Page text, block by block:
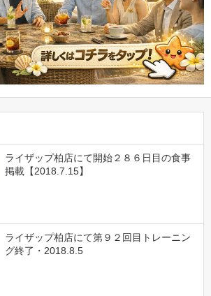
ライザップ柏店にて開始２８６日目の食事
掲載【2018.7.15】
ライザップ柏店にて第９２回目トレーニン
グ終了・2018.8.5